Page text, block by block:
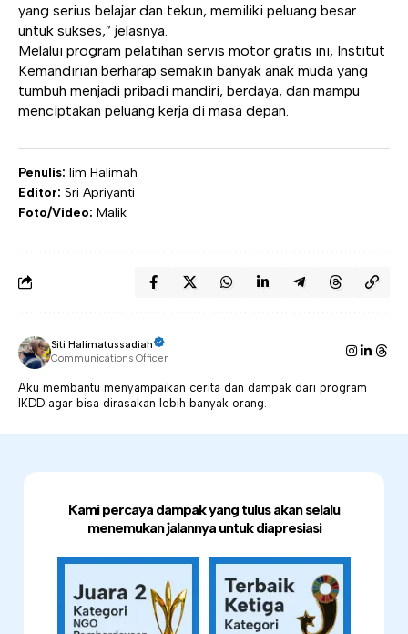
yang serius belajar dan tekun, memiliki peluang besar
untuk sukses,” jelasnya.
Melalui program pelatihan servis motor gratis ini, Institut
Kemandirian berharap semakin banyak anak muda yang
tumbuh menjadi pribadi mandiri, berdaya, dan mampu
menciptakan peluang kerja di masa depan.
Penulis: Iim Halimah
Editor: Sri Apriyanti
Foto/Video: Malik
Siti Halimatussadiah
Communications Officer
Aku membantu menyampaikan cerita dan dampak dari program
IKDD agar bisa dirasakan lebih banyak orang.
Kami percaya dampak yang tulus akan selalu
menemukan jalannya untuk diapresiasi